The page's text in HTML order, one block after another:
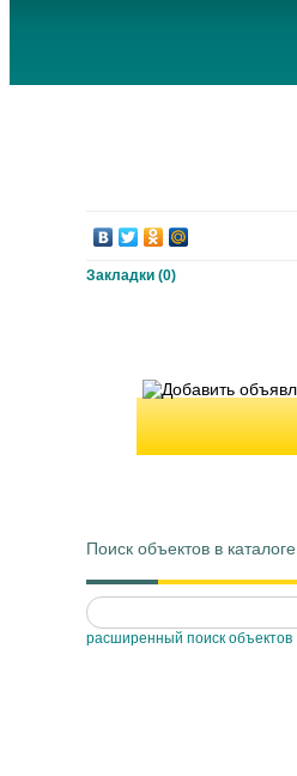
Закладки (0)
Поиск объектов в каталоге
расширенный поиск объектов